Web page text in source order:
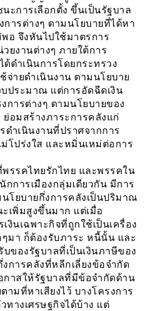
ะการเลือกตั้ง ขึ้นเป็นรัฐบาล
ารต่างๆ ตามนโยบายที่ได้หา
อ จึงหันไปใช้มาตรการ
ยงานต่างๆ ภายใต้การ
ดำเนินการโดยกระทรวง
จ่ายดำเนินงาน ตามนโยบาย
ประมาณ แต่การอัดฉีดเงิน
การต่างๆ ตามนโยบายของ
อมสร้างภาระการคลังแก่
ำเนินงานที่ปราศจากการ
โปร่งใส และหมิ่นเหม่ต่อการ
พรรคไทยรักไทย และพรรคใน
การเมืองกลุ่มเดียวกัน มีการ
โยบายกึ่งการคลังเป็นปริมาณ
เพิ่มสูงขึ้นมาก แต่เมื่อ
งินเฉพาะกิจที่ถูกใช้เป็นเครื่อง
มา ก็ต้องรับภาระ หนี้นั้น และ
ของรัฐบาลที่เป็นเงินภาษีของ
การคลังที่หลีกเลี่ยงข้อจำกัด
กาสให้รัฐบาลที่มีข้อจำกัดด้าน
มที่หาเสียงไว้ บางโครงการ
ทางเศรษฐกิจได้บ้าง แต่